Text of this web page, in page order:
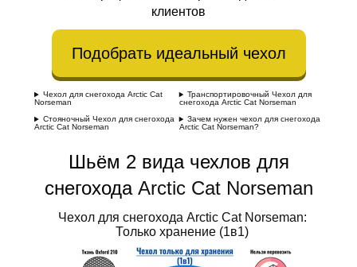
клиентов
Подобрать идеальный чехол
Чехол для снегохода Arctic Cat
Norseman
Транспортировочный Чехол для
снегохода Arctic Cat Norseman
Стояночный Чехол для снегохода
Arctic Cat Norseman
Зачем нужен чехол для снегохода
Arctic Cat Norseman?
Шьём 2 вида чехлов для
снегохода Arctic Cat Norseman
Чехол для снегохода Arctic Cat Norseman:
Только хранение (1в1)